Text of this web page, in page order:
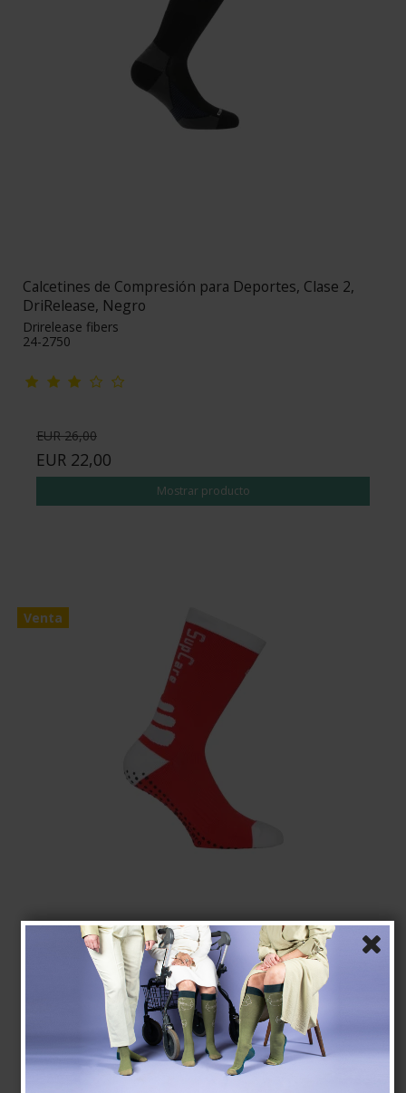
Calcetines de Compresión para Deportes, Clase 2,
DriRelease, Negro
Drirelease fibers
24-2750
EUR 26,00
EUR 22,00
Mostrar producto
Venta
Medias de compresión Grip con Softair +plus, rojo